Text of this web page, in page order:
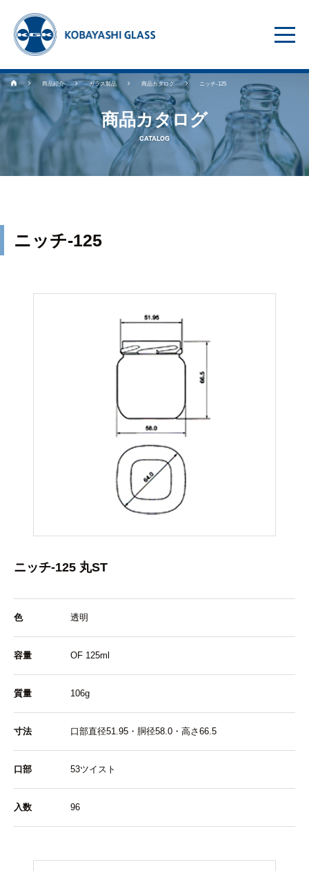
商品紹介 ガラス製品 商品カタログ ニッチ-125
商品カタログ
CATALOG
ニッチ-125
ニッチ-125 丸ST
色 透明
容量 OF 125ml
質量 106g
寸法 口部直径51.95・胴径58.0・高さ66.5
口部 53ツイスト
入数 96